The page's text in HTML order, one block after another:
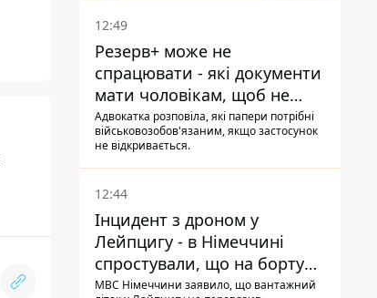
12:49
Резерв+ може не
спрацювати - які документи
мати чоловікам, щоб не
потрапити до ТЦК
Адвокатка розповіла, які папери потрібні
військовозобов'язаним, якщо застосунок
не відкривається.
12:44
Інцидент з дроном у
Лейпцигу - в Німеччині
спростували, що на борту
українського літака були
МВС Німеччини заявило, що вантажний